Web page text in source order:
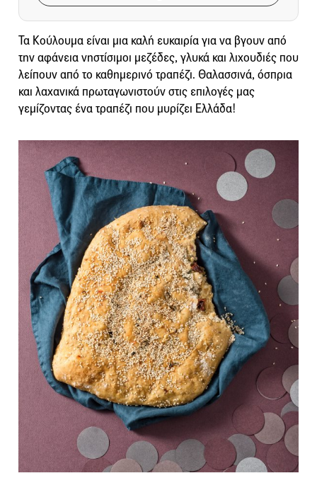
Τα Κούλουμα είναι μια καλή ευκαιρία για να βγουν από
την αφάνεια νηστίσιμοι μεζέδες, γλυκά και λιχουδιές που
λείπουν από το καθημερινό τραπέζι. Θαλασσινά, όσπρια
και λαχανικά πρωταγωνιστούν στις επιλογές μας
γεμίζοντας ένα τραπέζι που μυρίζει Ελλάδα!